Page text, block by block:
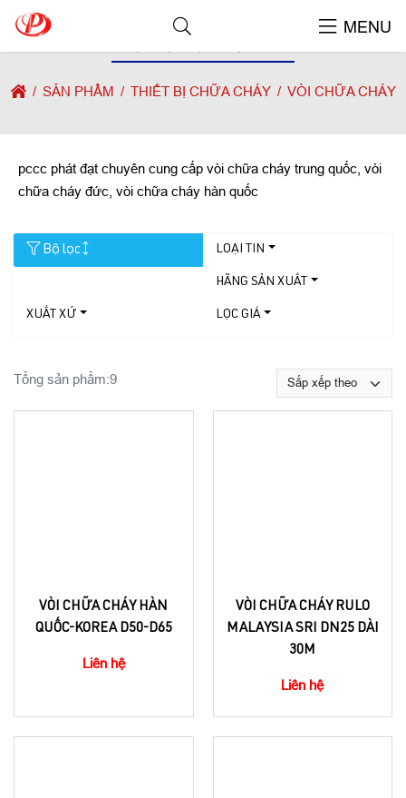
MENU
VÒI CHỮA CHÁY
SẢN PHẨM THIẾT BỊ CHỮA CHÁY VÒI CHỮA CHÁY
pccc phát đạt chuyên cung cấp vòi chữa cháy trung quốc, vòi
chữa cháy đức, vòi chữa cháy hàn quốc
Bộ lọc LOẠI TIN
HÃNG SẢN XUẤT
XUẤT XỨ LỌC GIÁ
Tổng sản phẩm:9
VÒI CHỮA CHÁY HÀN
QUỐC-KOREA D50-D65
Liên hệ
VÒI CHỮA CHÁY RULO
MALAYSIA SRI DN25 DÀI
30M
Liên hệ